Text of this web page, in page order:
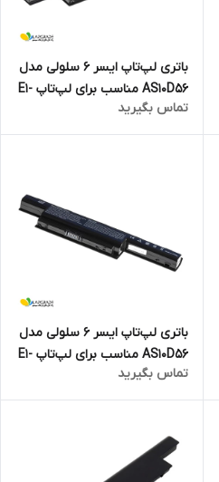
باتری لپ‌تاپ ایسر 6 سلولی مدل
AS10D56 مناسب برای لپ‌تاپ E1-
772G
تماس بگیرید
باتری لپ‌تاپ ایسر 6 سلولی مدل
AS10D56 مناسب برای لپ‌تاپ E1-
771
تماس بگیرید